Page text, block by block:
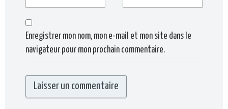
Enregistrer mon nom, mon e-mail et mon site dans le
navigateur pour mon prochain commentaire.